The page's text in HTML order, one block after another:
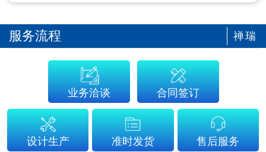
服务流程 禅瑞
业务洽谈 合同签订
设计生产 准时发货 售后服务